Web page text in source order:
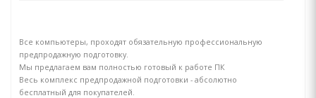
Все компьютеры, проходят обязательную профессиональную
предпродажную подготовку.
Мы предлагаем вам полностью готовый к работе ПК
Весь комплекс предпродажной подготовки - абсолютно
бесплатный для покупателей.